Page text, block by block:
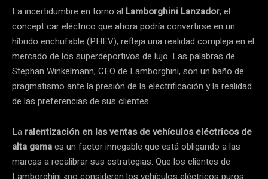
La incertidumbre en torno al Lamborghini Lanzador, el
concept car eléctrico que ahora podría convertirse en un
híbrido enchufable (PHEV), refleja una realidad compleja en el
mercado de los superdeportivos de lujo. Las palabras de
Stephan Winkelmann, CEO de Lamborghini, son un baño de
pragmatismo ante la presión de la electrificación y la realidad
de las preferencias de sus clientes.
La ralentización en las ventas de vehículos eléctricos de
alta gamaes un factor innegable que está obligando a las
marcas a recalibrar sus estrategias. Que los clientes de